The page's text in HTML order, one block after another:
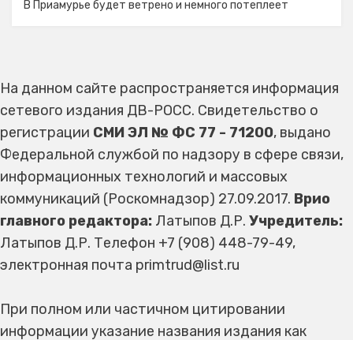
В Приамурье будет ветрено и немного потеплеет
На данном сайте распространяется информация
сетевого издания ДВ-РОСС. Свидетельство о
регистрации СМИ ЭЛ № ФС 77 - 71200, выдано
Федеральной службой по надзору в сфере связи,
информационных технологий и массовых
коммуникаций (Роскомнадзор) 27.09.2017. Врио
главного редактора: Латыпов Д.Р. Учредитель:
Латыпов Д.Р. Телефон +7 (908) 448-79-49,
электронная почта primtrud@list.ru
При полном или частичном цитировании
информации указание названия издания как